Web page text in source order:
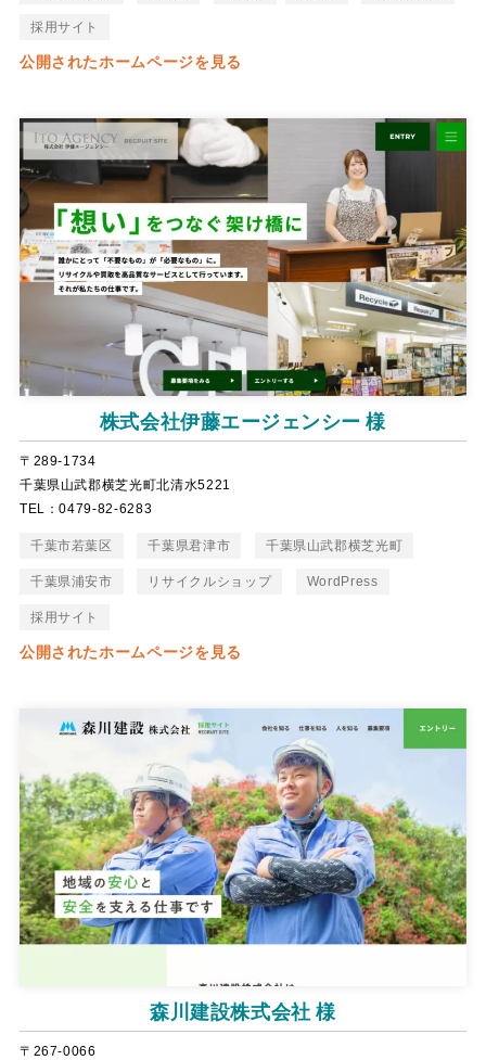
採用サイト
公開されたホームページを見る
株式会社伊藤エージェンシー 様
〒289-1734
千葉県山武郡横芝光町北清水5221
TEL：0479-82-6283
千葉市若葉区 千葉県君津市 千葉県山武郡横芝光町
千葉県浦安市 リサイクルショップ WordPress
採用サイト
公開されたホームページを見る
森川建設株式会社 様
〒267-0066